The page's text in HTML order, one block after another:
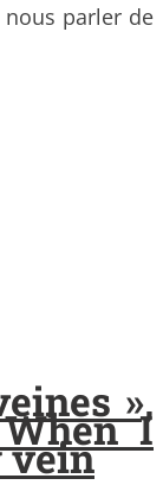
nous parler de
»,
I
vein